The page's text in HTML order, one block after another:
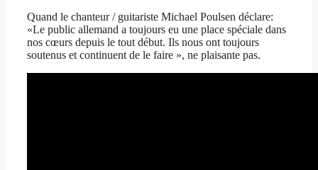
Quand le chanteur / guitariste Michael Poulsen déclare:
«Le public allemand a toujours eu une place spéciale dans
nos cœurs depuis le tout début. Ils nous ont toujours
soutenus et continuent de le faire », ne plaisante pas.